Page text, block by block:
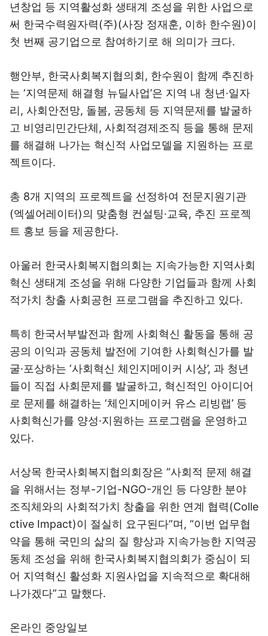
년창업 등 지역활성화 생태계 조성을 위한 사업으로
써 한국수력원자력(주)(사장 정재훈, 이하 한수원)이
첫 번째 공기업으로 참여하기로 해 의미가 크다.
행안부, 한국사회복지협의회, 한수원이 함께 추진하
는 ‘지역문제 해결형 뉴딜사업’은 지역 내 청년·일자
리, 사회안전망, 돌봄, 공동체 등 지역문제를 발굴하
고 비영리민간단체, 사회적경제조직 등을 통해 문제
를 해결해 나가는 혁신적 사업모델을 지원하는 프로
젝트이다.
총 8개 지역의 프로젝트을 선정하여 전문지원기관
(엑셀어레이터)의 맞춤형 컨설팅·교육, 추진 프로젝
트 홍보 등을 제공한다.
아울러 한국사회복지협의회는 지속가능한 지역사회
혁신 생태계 조성을 위해 다양한 기업들과 함께 사회
적가치 창출 사회공헌 프로그램을 추진하고 있다.
특히 한국서부발전과 함께 사회혁신 활동을 통해 공
공의 이익과 공동체 발전에 기여한 사회혁신가를 발
굴·포상하는 ‘사회혁신 체인지메이커 시상’, 과 청년
들이 직접 사회문제를 발굴하고, 혁신적인 아이디어
로 문제를 해결하는 ‘체인지메이커 유스 리빙랩’ 등
사회혁신가를 양성·지원하는 프로그램을 운영하고
있다.
서상목 한국사회복지협의회장은 “사회적 문제 해결
을 위해서는 정부-기업-NGO-개인 등 다양한 분야
조직체와의 사회적가치 창출을 위한 연계 협력(Colle
ctive Impact)이 절실히 요구된다”며, “이번 업무협
약을 통해 국민의 삶의 질 향상과 지속가능한 지역공
동체 조성을 위해 한국사회복지협의회가 중심이 되
어 지역혁신 활성화 지원사업을 지속적으로 확대해
나가겠다”고 말했다.
온라인 중앙일보